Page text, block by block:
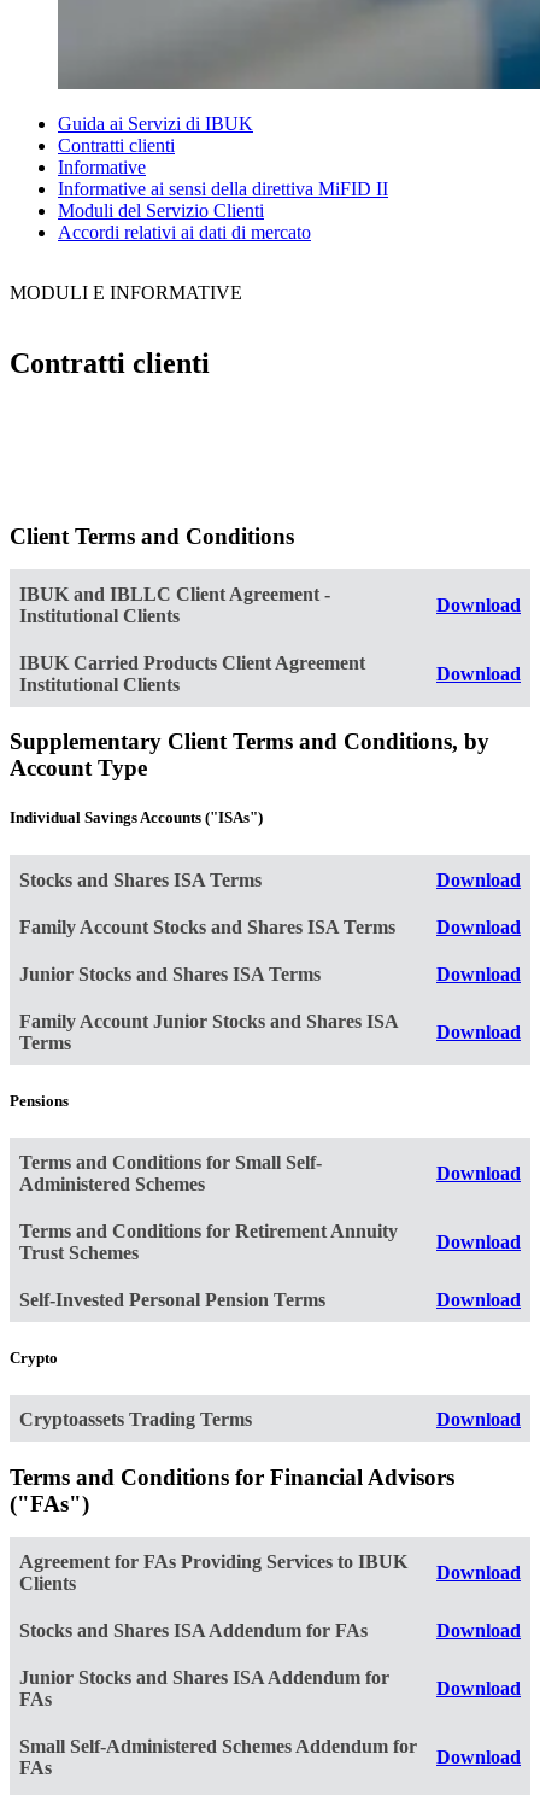
Guida ai Servizi di IBUK
Contratti clienti
Informative
Informative ai sensi della direttiva MiFID II
Moduli del Servizio Clienti
Accordi relativi ai dati di mercato
MODULI E INFORMATIVE
Contratti clienti
Client Terms and Conditions
IBUK and IBLLC Client Agreement -
Institutional Clients
Download
IBUK Carried Products Client Agreement
Institutional Clients
Download
Supplementary Client Terms and Conditions, by
Account Type
Individual Savings Accounts ("ISAs")
Stocks and Shares ISA Terms Download
Family Account Stocks and Shares ISA Terms Download
Junior Stocks and Shares ISA Terms Download
Family Account Junior Stocks and Shares ISA
Terms
Download
Pensions
Terms and Conditions for Small Self-
Administered Schemes
Download
Terms and Conditions for Retirement Annuity
Trust Schemes
Download
Self-Invested Personal Pension Terms Download
Crypto
Cryptoassets Trading Terms Download
Terms and Conditions for Financial Advisors
("FAs")
Agreement for FAs Providing Services to IBUK
Clients
Download
Stocks and Shares ISA Addendum for FAs Download
Junior Stocks and Shares ISA Addendum for
FAs
Download
Small Self-Administered Schemes Addendum for
FAs
Download